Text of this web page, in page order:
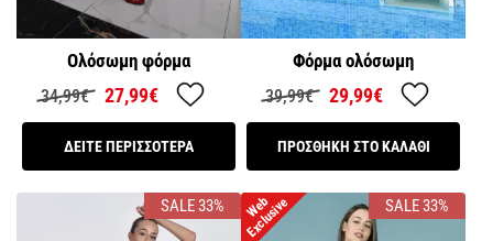
Ολόσωμη φόρμα
34,99€ 27,99€
ΔΕΙΤΕ ΠΕΡΙΣΣΟΤΕΡΑ
Φόρμα ολόσωμη
39,99€ 29,99€
ΠΡΟΣΘΗΚΗ ΣΤΟ ΚΑΛΑΘΙ
SALE 33% W
e
b
E
x
c
l
u
s
i
v
e SALE 33%